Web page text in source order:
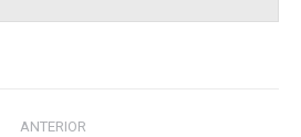
ANTERIOR